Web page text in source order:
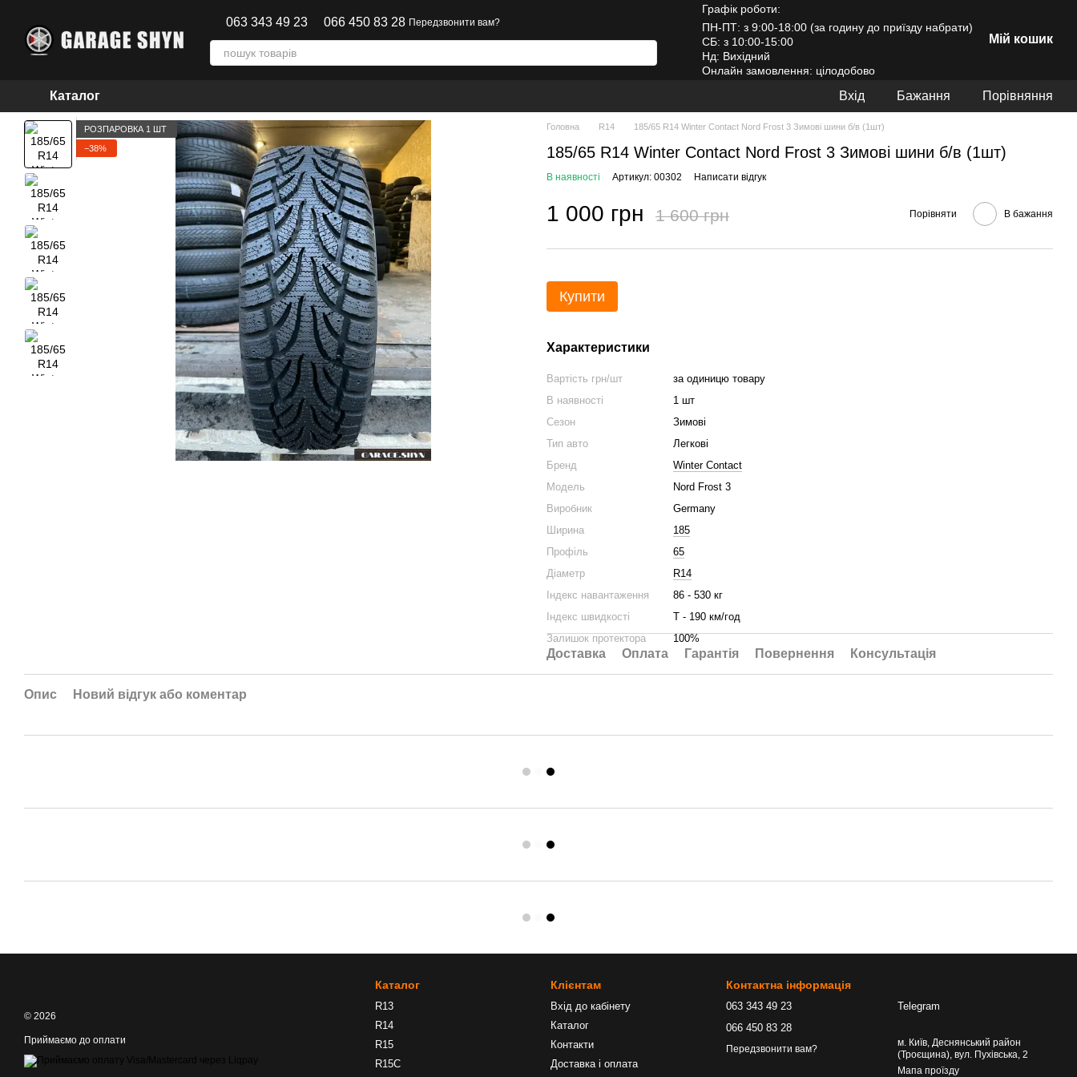
063 343 49 23 066 450 83 28 Передзвонити вам?
Графік роботи:
ПН-ПТ: з 9:00-18:00 (за годину до приїзду набрати)
СБ: з 10:00-15:00
Нд: Вихідний
Онлайн замовлення: цілодобово
Мій кошик
Каталог Вхід Бажання Порівняння
РОЗПАРОВКА 1 ШТ
−38%
Головна R14 185/65 R14 Winter Contact Nord Frost 3 Зимові шини б/в (1шт)
185/65 R14 Winter Contact Nord Frost 3 Зимові шини б/в (1шт)
В наявності Артикул: 00302 Написати відгук
1 000 грн 1 600 грн Порівняти В бажання
Купити
Характеристики
Вартість грн/шт
за одиницю товару
В наявності
1 шт
Сезон
Зимові
Тип авто
Легкові
Бренд
Winter Contact
Модель
Nord Frost 3
Виробник
Germany
Ширина
185
Профіль
65
Діаметр
R14
Індекс навантаження
86 - 530 кг
Індекс швидкості
Т - 190 км/год
Залишок протектора
100%
Доставка Оплата Гарантія Повернення Консультація
Опис Новий відгук або коментар
© 2026
Приймаємо до оплати
Каталог
R13
R14
R15
R15C
Клієнтам
Вхід до кабінету
Каталог
Контакти
Доставка і оплата
Контактна інформація
063 343 49 23
066 450 83 28
Передзвонити вам?
Telegram
м. Київ, Деснянський район
(Троєщина), вул. Пухівська, 2
Мапа проїзду